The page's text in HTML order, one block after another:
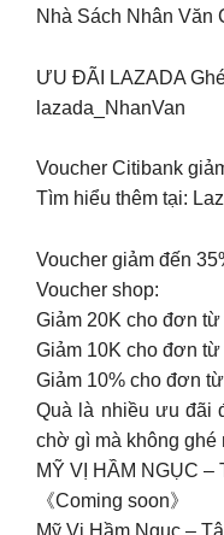
Nhà Sách Nhân Văn
ƯU ĐÃI LAZADA
lazada_NhanVan
Voucher Citibank
Tìm hiểu thêm tại:
Voucher giảm đến
Voucher shop:
Giảm 20K cho đơn từ
Giảm 10K cho đơn từ
Giảm 10% cho đơn
Quà là nhiều ưu đãi
chờ gì mà không ghé
MỸ VỊ HẦM NGỤC –
《Coming soon》
Mỹ Vị Hầm Ngục –